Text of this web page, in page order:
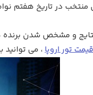
و مشخص شدن برنده
قیمت تور اروپا ، می توانید